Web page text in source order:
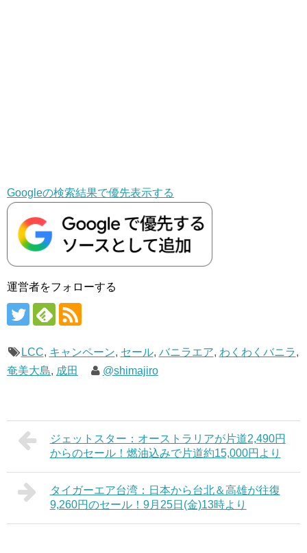
Googleの検索結果で優先表示する
運営者をフォローする
LCC, キャンペーン, セール, バニラエア, わくわくバニラ,
奄美大島, 成田 @shimajiro
ジェットスター：オーストラリアが片道2,490円
からのセール！燃油込みで片道約15,000円より
タイガーエア台湾：日本から台北＆高雄が往復
9,260円のセール！9月25日(金)13時より